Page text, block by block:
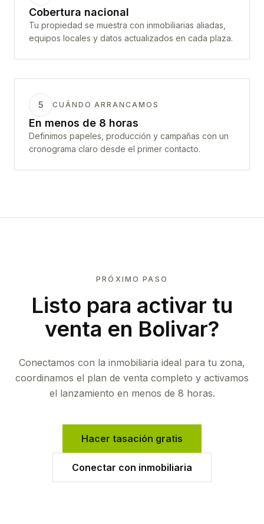
Cobertura nacional
Tu propiedad se muestra con inmobiliarias aliadas,
equipos locales y datos actualizados en cada plaza.
5 CUÁNDO ARRANCAMOS
En menos de 8 horas
Definimos papeles, producción y campañas con un
cronograma claro desde el primer contacto.
PRÓXIMO PASO
Listo para activar tu
venta en Bolivar?
Conectamos con la inmobiliaria ideal para tu zona,
coordinamos el plan de venta completo y activamos
el lanzamiento en menos de 8 horas.
Hacer tasación gratis
Conectar con inmobiliaria